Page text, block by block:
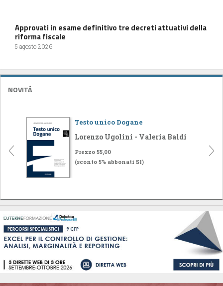
Approvati in esame definitivo tre decreti attuativi della
riforma fiscale
5 agosto 2026
NOVITÁ
Testo unico Dogane
Lorenzo Ugolini - Valeria Baldi
Prezzo 55,00
(sconto 5% abbonati SI)